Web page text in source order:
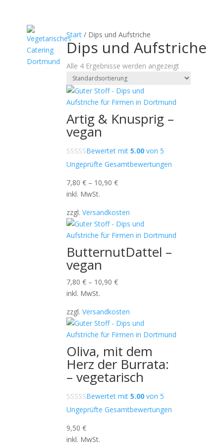
Start / Dips und Aufstriche
Dips und Aufstriche
Alle 4 Ergebnisse werden angezeigt
Artig & Knusprig –
vegan
Bewertet mit5.00 von 5
Ungeprüfte Gesamtbewertungen
7,80€ – 10,90€
inkl. MwSt.
zzgl.Versandkosten
ButternutDattel –
vegan
7,80€ – 10,90€
inkl. MwSt.
zzgl.Versandkosten
Oliva, mit dem
Herz der Burrata:
– vegetarisch
Bewertet mit5.00 von 5
Ungeprüfte Gesamtbewertungen
9,50€
inkl. MwSt.